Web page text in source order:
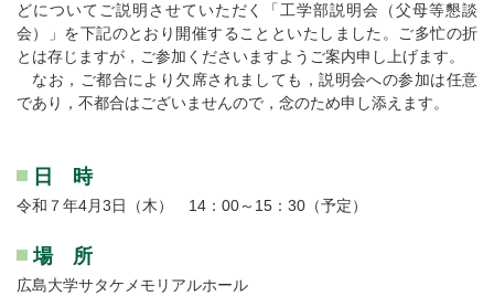
どについてご説明させていただく「工学部説明会（父母等懇談
会）」を下記のとおり開催することといたしました。ご多忙の折
とは存じますが，ご参加くださいますようご案内申し上げます。
なお，ご都合により欠席されましても，説明会への参加は任意
であり，不都合はございませんので，念のため申し添えます。
日 時
令和７年4月3日（木） 14：00～15：30（予定）
場 所
広島大学サタケメモリアルホール